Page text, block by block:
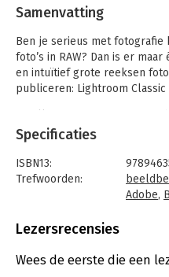
Samenvatting
Ben je serieus met fotografie
foto’s in RAW? Dan is er
en intuïtief grote reeksen
publiceren: Lightroom Classic
mogelijkheden bij. In deze
die uitbreidingen in
de bijbehorende filmpjes
en toepassen op jouw eigen
ook een diepgaande kijk op
Classic.
Nieuw in deze editie is de
verbeterde AIfunctionaliteiten
Specificaties
ISBN13:
Trefwoorden:
Adobe,
Taal:
Aantal pagina's:
256
Lezersrecensies
Wees de eerste die een